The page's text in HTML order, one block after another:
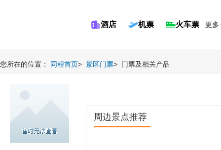
酒店 机票 火车票 更多
您所在的位置： 同程首页> 景区门票> 门票及相关产品
周边景点推荐